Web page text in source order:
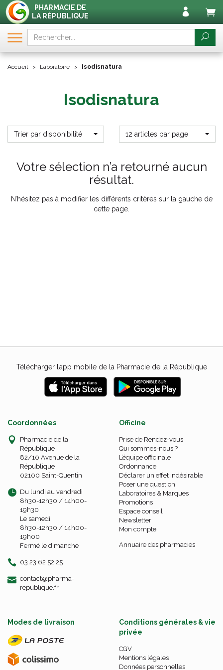
PHARMACIE DE
LA RÉPUBLIQUE
Accueil Laboratoire Isodisnatura
Isodisnatura
Trier par disponibilité 12 articles par page
Votre sélection n’a retourné aucun
résultat.
N’hésitez pas à modifier les différents critères sur la gauche de
cette page.
Télécharger l’app mobile de la Pharmacie de la République
Coordonnées
Pharmacie de la
République
82/10 Avenue de la
République
02100 Saint-Quentin
Du lundi au vendredi
8h30-12h30 / 14h00-
19h30
Le samedi
8h30-12h30 / 14h00-
19h00
Fermé le dimanche
03 23 62 52 25
contact-
@-
pharma-
republique.fr
Officine
Prise de Rendez-vous
Qui sommes-nous ?
L’équipe officinale
Ordonnance
Déclarer un effet indésirable
Poser une question
Laboratoires & Marques
Promotions
Espace conseil
Newsletter
Mon compte
Annuaire des pharmacies
Modes de livraison
Conditions générales & vie
privée
CGV
Mentions légales
Données personnelles